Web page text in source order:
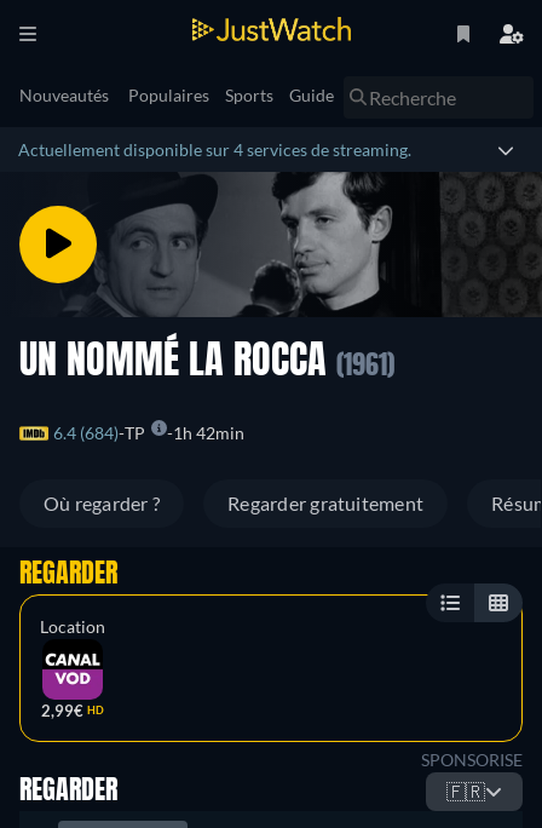
Nouveautés Populaires Sports Guide
Actuellement disponible sur 4 services de streaming.
UN NOMMÉ LA ROCCA (1961)
6.4 (684) TP 1h 42min
Où regarder ? Regarder gratuitement
REGARDER
Location
2,99€ HD
SPONSORISE
REGARDER 🇫🇷